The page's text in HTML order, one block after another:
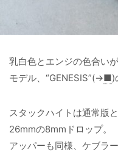
乳白色とエンジの色合い
モデル、“GENESIS”(→■)
スタックハイトは通常版
26mmの8mmドロップ。
アッパーも同様、ケブラ